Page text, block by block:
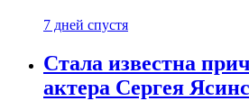
7 дней спустя
Стала известна
актера Сергея